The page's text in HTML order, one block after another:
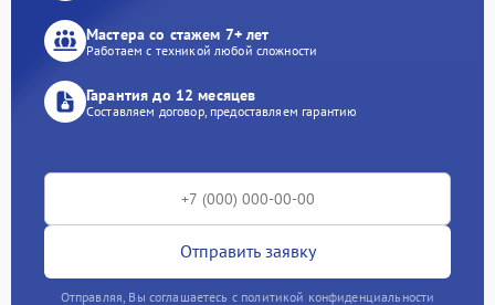
Мастера со стажем 7+ лет
Работаем с техникой любой сложности
Гарантия до 12 месяцев
Составляем договор, предоставляем гарантию
Отправить заявку
Отправляя, Вы соглашаетесь с политикой конфиденциальности